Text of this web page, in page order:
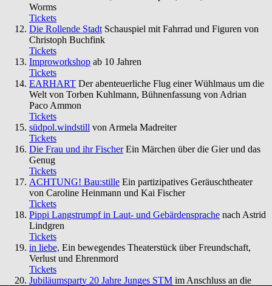
Worms
Tickets
Die Rollende Stadt Schauspiel mit Fahrrad und Figuren von
Christoph Buchfink
Tickets
Improworkshop ab 10 Jahren
Tickets
EARHART Der abenteuerliche Flug einer Wühlmaus um die
Welt von Torben Kuhlmann, Bühnenfassung von Adrian
Paco Ammon
Tickets
südpol.windstill von Armela Madreiter
Tickets
Die Frau und ihr Fischer Ein Märchen über die Gier und das
Genug
Tickets
ACHTUNG! Bau:stille Ein partizipatives Geräuschtheater
von Caroline Heinmann und Kai Fischer
Tickets
Pippi Langstrumpf in Laut- und Gebärdensprache nach Astrid
Lindgren
Tickets
in liebe, Ein bewegendes Theaterstück über Freundschaft,
Verlust und Ehrenmord
Tickets
Jubiläumsparty 20 Jahre Junges STM im Anschluss an die